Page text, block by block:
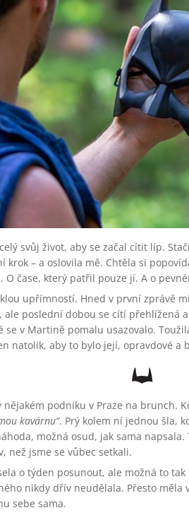
svůj život, aby se začal cítit líp.
– a oslovila mě. Chtěla si
čase, který patřil pouze jí. A o
upřímností. Hned v první zprávě
poslední dobou se cítí přehlížená
v Martině pomalu usazovalo.
natolik, aby to bylo její, opravdové a
nějakém podniku v Praze na brunch.
kavárnu . Prý kolem ní jednou šla,
možná osud, jak sama
než jsme se vůbec setkali.
o týden posunout, ale možná to
nikdy dřív neudělala. Přesto
sebe sama.